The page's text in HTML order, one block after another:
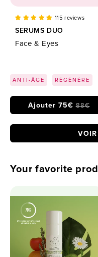
115 reviews
SERUMS DUO
Face & Eyes
ANTI-ÂGE RÉGÉNÈRE
Ajouter 75€88€
VOIR
Your favorite